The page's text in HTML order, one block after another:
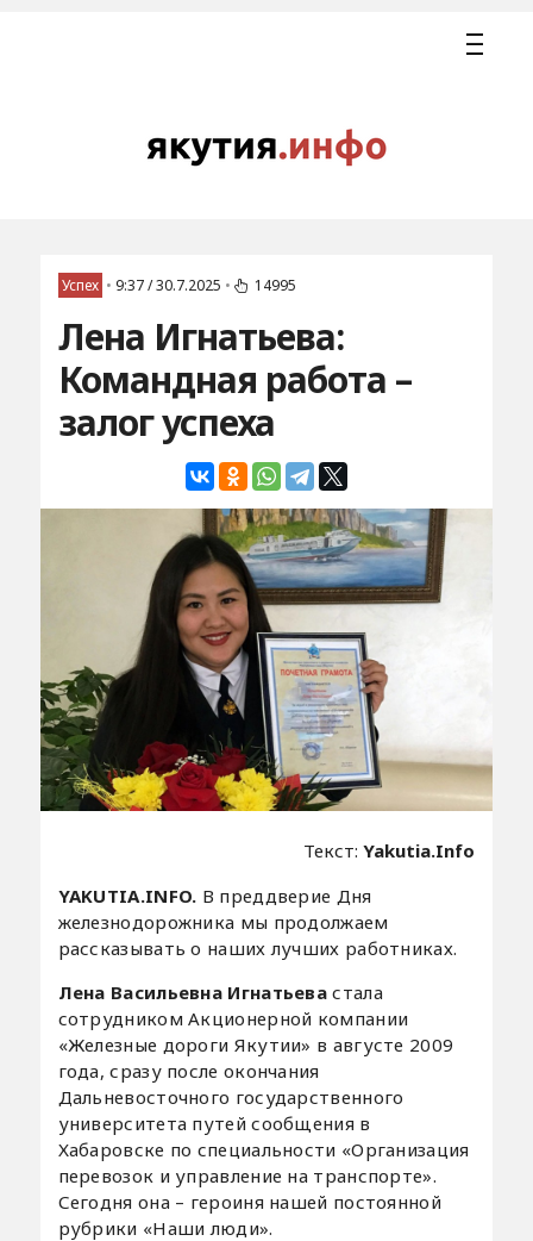
Успех • 9:37 / 30.7.2025 • 14995
Лена Игнатьева:
Командная работа –
залог успеха
Текст:Yakutia.Info
YAKUTIA.INFO. В преддверие Дня
железнодорожника мы продолжаем
рассказывать о наших лучших работниках.
Лена Васильевна Игнатьева стала
сотрудником Акционерной компании
«Железные дороги Якутии» в августе 2009
года, сразу после окончания
Дальневосточного государственного
университета путей сообщения в
Хабаровске по специальности «Организация
перевозок и управление на транспорте».
Сегодня она – героиня нашей постоянной
рубрики «Наши люди».